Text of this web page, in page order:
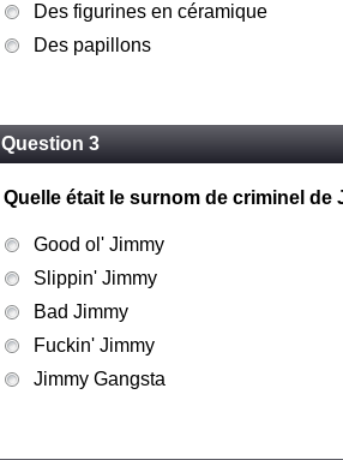
Des figurines en céramique
Des papillons
Question 3
Quelle était le surnom de criminel de
Good ol' Jimmy
Slippin' Jimmy
Bad Jimmy
Fuckin' Jimmy
Jimmy Gangsta